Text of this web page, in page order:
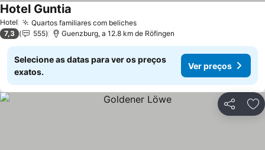
Hotel Quartos familiares com beliches
Hotel Guntia
7,3 555 Guenzburg, a 12.8 km de Röfingen
Selecione as datas para ver os preços
exatos.
Ver preços
Partilhar